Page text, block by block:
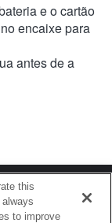
e o cartão
encaixe para
antes de a
2026 Sony Corporation
this
to improve